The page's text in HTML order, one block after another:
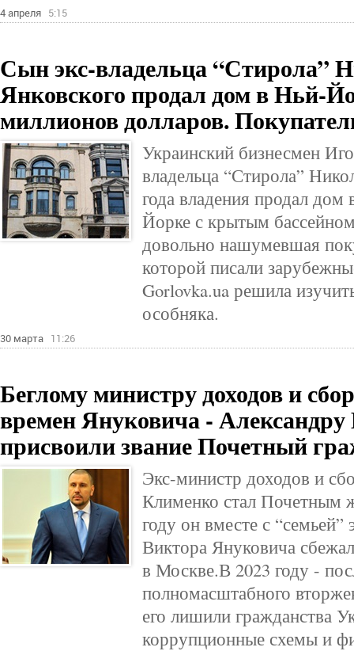
4 апреля 5:15
Сын экс-владельца “Стирола”
Янковского продал дом в Ньй-
миллионов долларов.
Украинский бизнесмен
владельца “Стирола”
года владения продал
Йорке с крытым
довольно нашумевшая
которой писали
Gorlovka.ua решила
особняка.
30 марта 11:26
Беглому министру доходов и
времен Януковича -
присвоили звание Почетный
Экс-министр доходов и
Клименко стал Почетным
году он вместе с
Виктора Януковича
в Москве.В 2023 году -
полномасштабного
его лишили гражданства
коррупционные схемы и